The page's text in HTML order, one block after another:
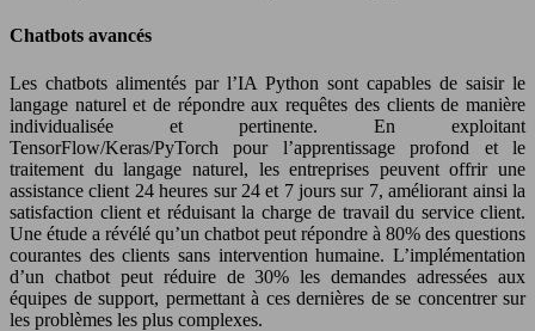
Chatbots avancés
Les chatbots alimentés par l’IA Python sont capables de saisir le
langage naturel et de répondre aux requêtes des clients de manière
individualisée et pertinente. En exploitant
TensorFlow/Keras/PyTorch pour l’apprentissage profond et le
traitement du langage naturel, les entreprises peuvent offrir une
assistance client 24 heures sur 24 et 7 jours sur 7, améliorant ainsi la
satisfaction client et réduisant la charge de travail du service client.
Une étude a révélé qu’un chatbot peut répondre à 80% des questions
courantes des clients sans intervention humaine. L’implémentation
d’un chatbot peut réduire de 30% les demandes adressées aux
équipes de support, permettant à ces dernières de se concentrer sur
les problèmes les plus complexes.